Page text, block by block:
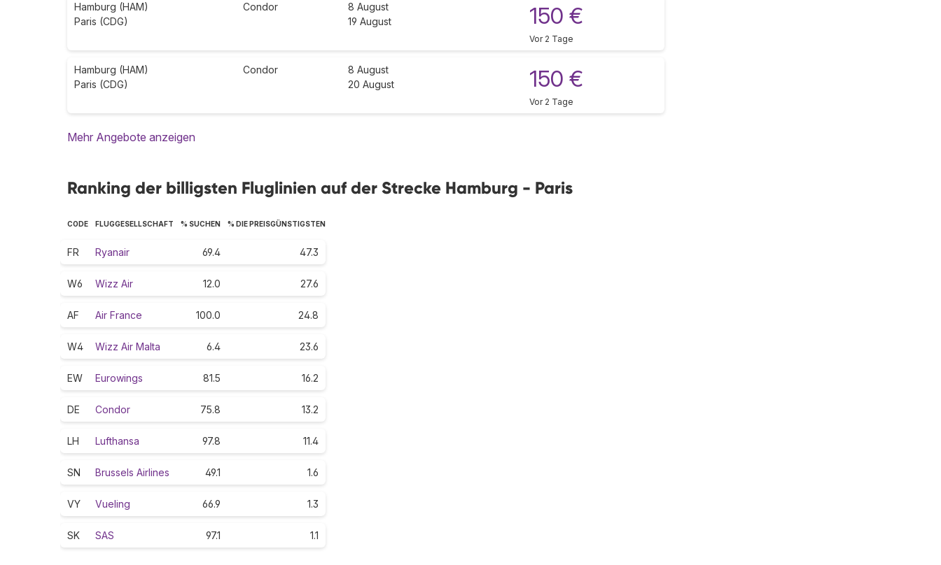
Hamburg (HAM)
Paris (CDG)
Condor
8 August
19 August
150 €
Vor 2 Tage
Hamburg (HAM)
Paris (CDG)
Condor
8 August
20 August
150 €
Vor 2 Tage
Mehr Angebote anzeigen
Ranking der billigsten Fluglinien auf der Strecke Hamburg - Paris
CODE FLUGGESELLSCHAFT % SUCHEN % DIE PREISGÜNSTIGSTEN
FR Ryanair 69.4 47.3
W6 Wizz Air 12.0 27.6
AF Air France 100.0 24.8
W4 Wizz Air Malta 6.4 23.6
EW Eurowings 81.5 16.2
DE Condor 75.8 13.2
LH Lufthansa 97.8 11.4
SN Brussels Airlines 49.1 1.6
VY Vueling 66.9 1.3
SK SAS 97.1 1.1